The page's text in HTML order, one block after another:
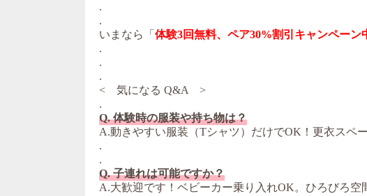
.
.
いまなら「 体験3回無料、ペア30%割引キャンペーン
.
.
.
< 気になる Q&A >
.
Q. 体験時の服装や持ち物は？
A.動きやすい服装（Tシャツ）だけでOK！更衣スペ
.
.
Q. 子連れは可能ですか？
A.大歓迎です！ベビーカー乗り入れOK。ひろびろ